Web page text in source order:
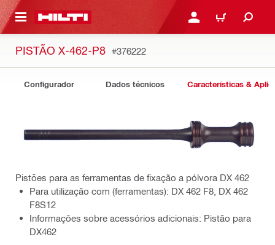
CONTENT ENTRAR OU REGISTAR
CARRINHO
PISTÃO X-462-P8 #376222
Configurador Dados técnicos Características &
Pistões para as ferramentas de fixação a pólvora DX 462
Para utilização com (ferramentas): DX 462 F8, DX 462
F8S12
Informações sobre acessórios adicionais: Pistão para
DX462